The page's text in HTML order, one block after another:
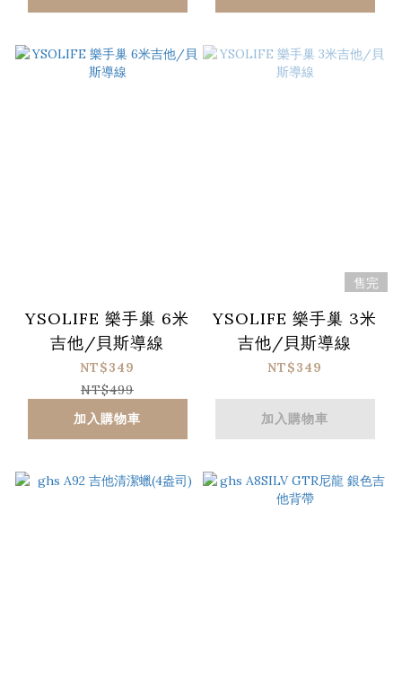
YSOLIFE 樂手巢 6米
吉他/貝斯導線
NT$349
NT$499
加入購物車
售完
YSOLIFE 樂手巢 3米
吉他/貝斯導線
NT$349
加入購物車